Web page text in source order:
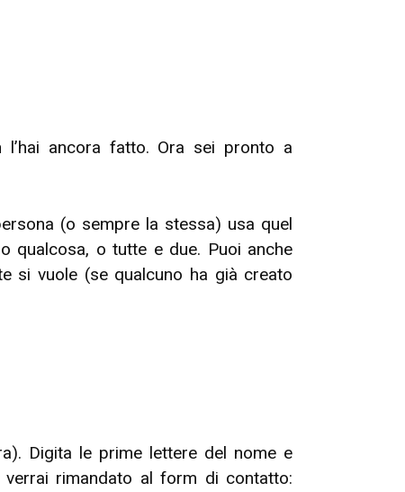
l’hai ancora fatto. Ora sei pronto a
(o sempre la stessa) usa quel
qualcosa, o tutte e due. Puoi anche
si vuole (se qualcuno ha già creato
Digita le prime lettere del nome e
rimandato al form di contatto: